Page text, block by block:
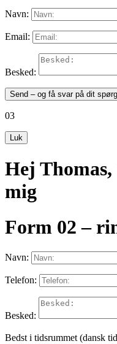
Navn:
Email:
Besked:
Send – og få svar på dit
03
Luk
Hej
mig
Form 02 –
Navn:
Telefon:
Besked:
Bedst i tidsrummet (dansk